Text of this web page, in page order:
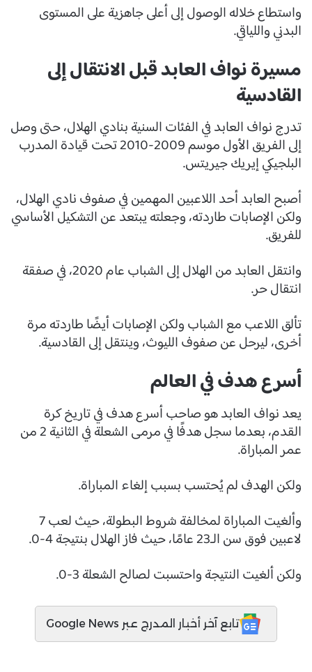
واستطاع خلاله الوصول إلى أعلى جاهزية على المستوى
البدني واللياقي.
مسيرة نواف العابد قبل الانتقال إلى
القادسية
تدرج نواف العابد في الفئات السنية بنادي الهلال، حتى وصل
إلى الفريق الأول موسم 2009-2010 تحت قيادة المدرب
البلجيكي إيريك جيريتس.
أصبح العابد أحد اللاعبين المهمين في صفوف نادي الهلال،
ولكن الإصابات طاردته، وجعلته يبتعد عن التشكيل الأساسي
للفريق.
وانتقل العابد من الهلال إلى الشباب عام 2020، في صفقة
انتقال حر.
تألق اللاعب مع الشباب ولكن الإصابات أيضًا طاردته مرة
أخرى، ليرحل عن صفوف الليوث، وينتقل إلى القادسية.
أسرع هدف في العالم
يعد نواف العابد هو صاحب أسرع هدف في تاريخ كرة
القدم، بعدما سجل هدفًا في مرمى الشعلة في الثانية 2 من
عمر المباراة.
ولكن الهدف لم يُحتسب بسبب إلغاء المباراة.
وألغيت المباراة لمخالفة شروط البطولة، حيث لعب 7
لاعبين فوق سن الـ23 عامًا، حيث فاز الهلال بنتيجة 4-0.
ولكن ألغيت النتيجة واحتسبت لصالح الشعلة 3-0.
تابع آخر أخبار المدرج عبر Google News